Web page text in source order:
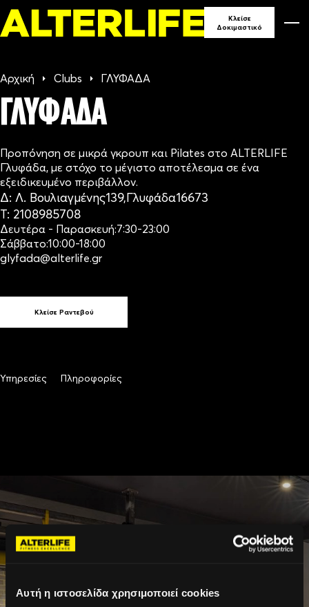
Αυτή η ιστοσελίδα χρησιμοποιεί cookies
Κλείσε
Δοκιμαστικό
Αρχική Clubs ΓΛΥΦΑΔΑ
ΓΛΥΦΑΔΑ
Προπόνηση σε μικρά γκρουπ και Pilates στο ALTERLIFE
Γλυφάδα, με στόχο το μέγιστο αποτέλεσμα σε ένα
εξειδικευμένο περιβάλλον.
Δ: Λ. Βουλιαγμένης139,Γλυφάδα16673
Τ: 2108985708
Δευτέρα - Παρασκευή:7:30-23:00
Σάββατο:10:00-18:00
glyfada@alterlife.gr
Κλείσε Ραντεβού
Υπηρεσίες Πληροφορίες
90